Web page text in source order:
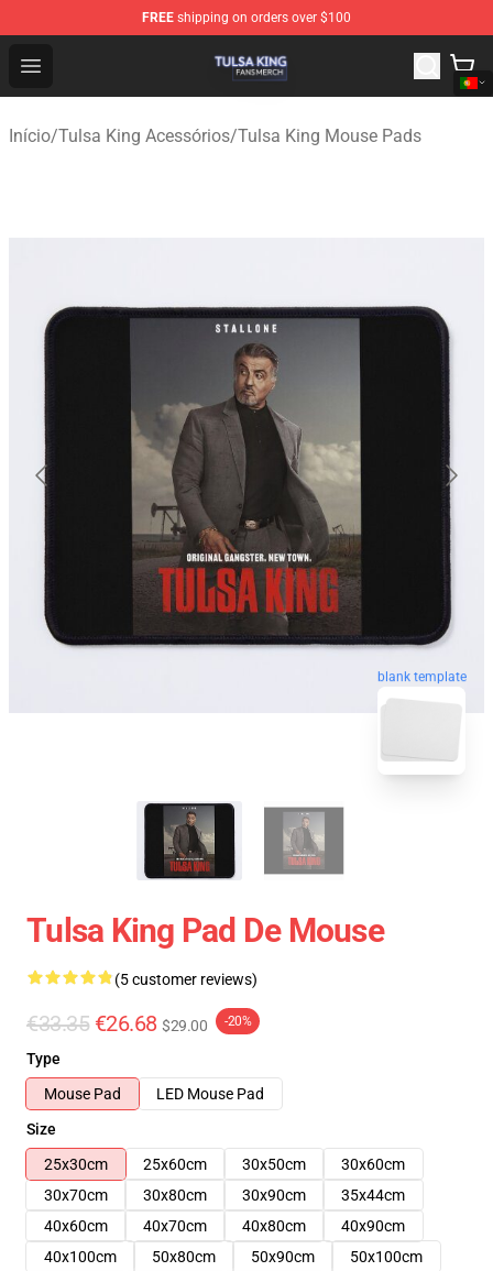
FREE shipping on orders over $100
Open menu
Tulsa King Shop - Official Tulsa King Merchandise Store
Início/Tulsa King Acessórios/Tulsa King Mouse Pads
blank template
Tulsa King Pad De Mouse
(5 customer reviews)
€33.35 €26.68 $29.00 -20%
Type
Mouse Pad
LED Mouse Pad
Size
25x30cm
25x60cm 30x50cm
30x60cm
30x70cm
30x80cm 30x90cm
35x44cm
40x60cm
40x70cm 40x80cm
40x90cm
40x100cm
50x80cm 50x90cm
50x100cm